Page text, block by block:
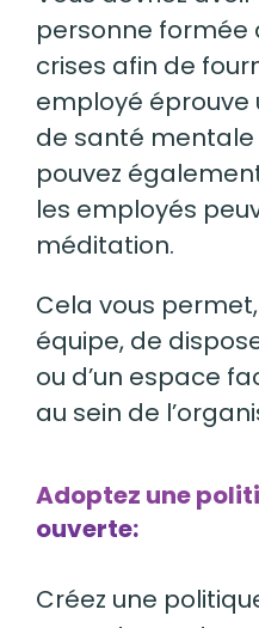
personne formée
crises afin de
employé
de santé mentale
pouvez
les employés
méditation.
Cela vous
équipe, de
ou d’un espace
au sein de
Adoptez une
ouverte:
Créez une